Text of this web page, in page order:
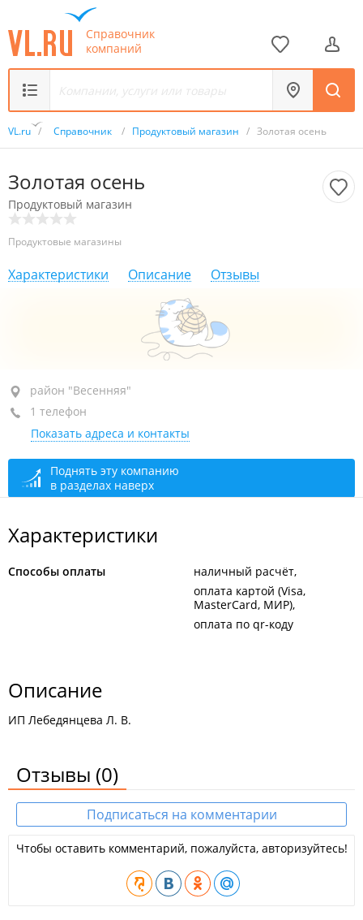
Справочник
компаний
VL.ru / Справочник / Продуктовый магазин / Золотая осень
Золотая осень
Продуктовый магазин
Продуктовые магазины
Характеристики Описание Отзывы
район "Весенняя", ул. Шоссейная 2-я, 7Д
1-й этаж
+7 (423) 238-42-12
открыто: 07:00–22:00
район "Весенняя"
1 телефон
Показать адреса и контакты
Поднять эту компанию
в разделах наверх
Характеристики
Способы оплаты
наличный расчёт
оплата картой (Visa,
MasterCard, МИР)
оплата по qr-коду
Описание
ИП Лебедянцева Л. В.
Отзывы (0)
Подписаться на комментарии
Чтобы оставить комментарий, пожалуйста, авторизуйтесь!